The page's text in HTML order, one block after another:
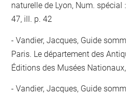
naturelle de Lyon, Num. spécial
47, ill. p. 42
Vandier, Jacques, Guide
Paris. Le département des
Éditions des Musées
Vandier, Jacques, Guide